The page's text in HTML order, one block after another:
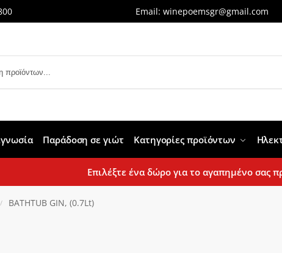
Email: winepoemsgr@gmail.com
Παράδοση σε γιώτ Κατηγορίες προϊόντων
Επιλέξτε ένα δώρο για το αγαπημένο σας
/ BATHTUB GIN, (0.7Lt)